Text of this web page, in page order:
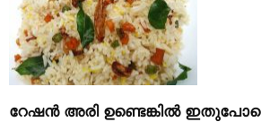
റേഷൻ അരി ഉണ്ടെങ്കിൽ